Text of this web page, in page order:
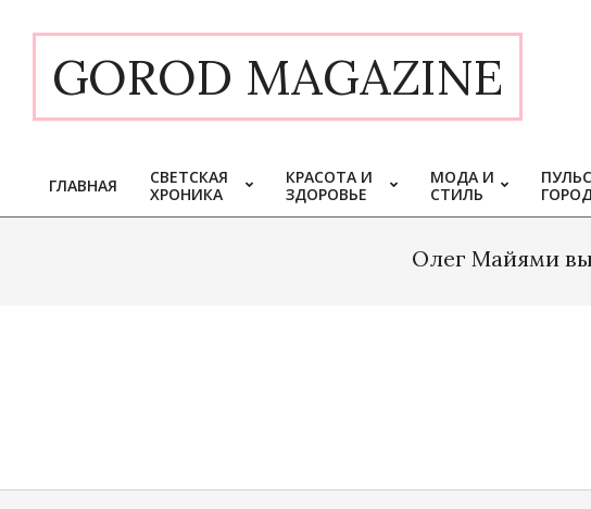
contentGOROD MAGAZINE
Primary
Navigation
ГЛАВНАЯ
СВЕТСКАЯ
ХРОНИКА
КРАСОТА И
ЗДОРОВЬЕ
МОДА И
СТИЛЬ
ПУЛЬС
Олег Майями
08-